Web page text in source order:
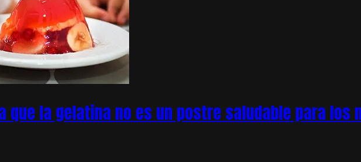
que la gelatina no es un postre saludable para los